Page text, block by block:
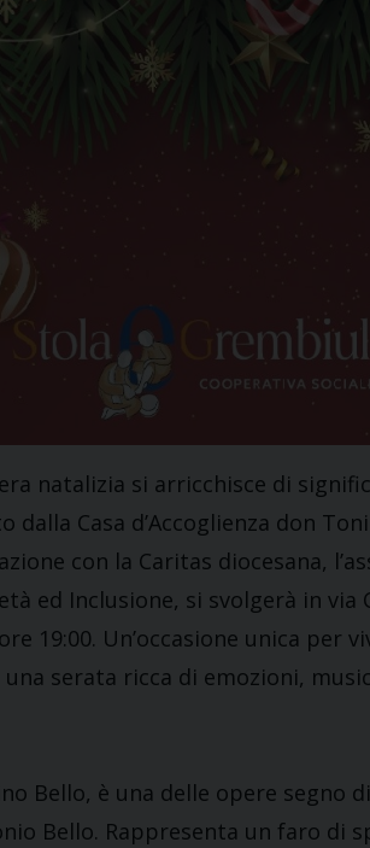
natalizia si arricchisce di
Casa d’Accoglienza don
con la Caritas diocesana,
ed Inclusione, si svolgerà in via
19:00. Un’occasione unica per
serata ricca di emozioni,
Bello, è una delle opere
Bello. Rappresenta un faro di